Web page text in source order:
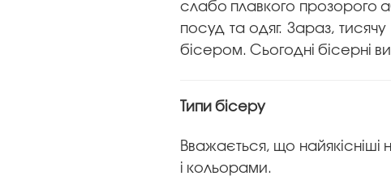
слабо плавкого прозорого
посуд та одяг. Зараз,
бісером. Сьогодні бісерні
Типи бісеру
Вважається, що найякісніші
і кольорами.